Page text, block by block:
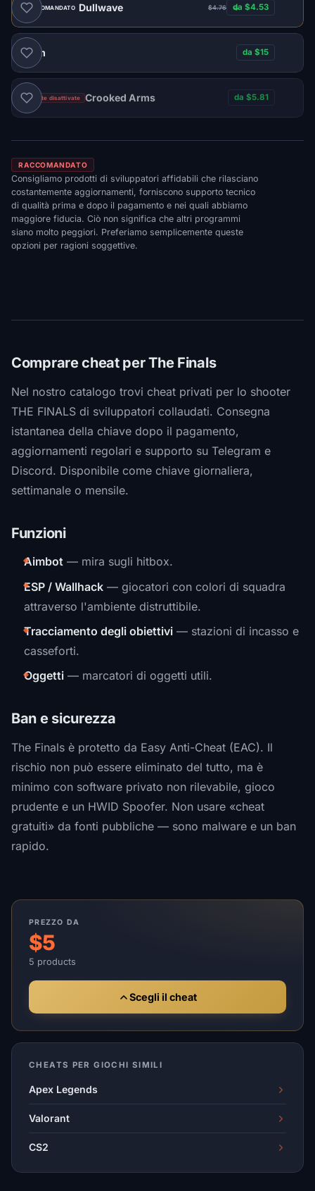
RACCOMANDATO Dullwave $4.76 da $4.53
Naim da $15
Vendite disattivate Crooked Arms da $5.81
RACCOMANDATO
Consigliamo prodotti di sviluppatori affidabili che rilasciano
costantemente aggiornamenti, forniscono supporto tecnico
di qualità prima e dopo il pagamento e nei quali abbiamo
maggiore fiducia. Ciò non significa che altri programmi
siano molto peggiori. Preferiamo semplicemente queste
opzioni per ragioni soggettive.
Comprare cheat per The Finals
Nel nostro catalogo trovi cheat privati per lo shooter
THE FINALS di sviluppatori collaudati. Consegna
istantanea della chiave dopo il pagamento,
aggiornamenti regolari e supporto su Telegram e
Discord. Disponibile come chiave giornaliera,
settimanale o mensile.
Funzioni
Aimbot — mira sugli hitbox.
ESP / Wallhack — giocatori con colori di squadra
attraverso l'ambiente distruttibile.
Tracciamento degli obiettivi — stazioni di incasso e
casseforti.
Oggetti — marcatori di oggetti utili.
Ban e sicurezza
The Finals è protetto da Easy Anti-Cheat (EAC). Il
rischio non può essere eliminato del tutto, ma è
minimo con software privato non rilevabile, gioco
prudente e un HWID Spoofer. Non usare «cheat
gratuiti» da fonti pubbliche — sono malware e un ban
rapido.
PREZZO DA
$5
5 products
Scegli il cheat
CHEATS PER GIOCHI SIMILI
Apex Legends
Valorant
CS2